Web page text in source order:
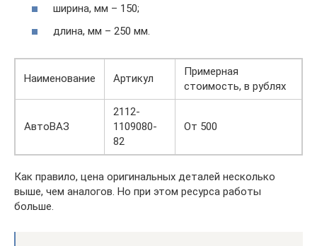
ширина, мм – 150;
длина, мм – 250 мм.
Наименование Артикул
Примерная
стоимость, в рублях
АвтоВАЗ
2112-
1109080-
82
От 500
Как правило, цена оригинальных деталей несколько
выше, чем аналогов. Но при этом ресурса работы
больше.